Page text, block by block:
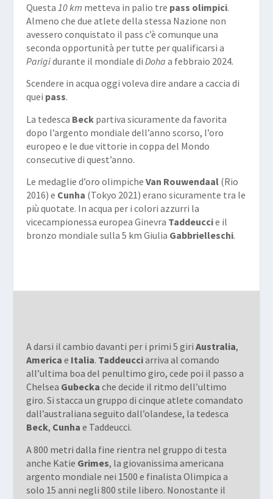
Questa 10 km metteva in palio tre pass olimpici.
Almeno che due atlete della stessa Nazione non
avessero conquistato il pass c’è comunque una
seconda opportunità per tutte per qualificarsi a
Parigidurante il mondiale di Doha a febbraio 2024.
Scendere in acqua oggi voleva dire andare a caccia di
quei pass.
La tedesca Beckpartiva sicuramente da favorita
dopo l’argento mondiale dell’anno scorso, l’oro
europeo e le due vittorie in coppa del Mondo
consecutive di quest’anno.
Le medaglie d’oro olimpiche Van Rouwendaal(Rio
2016) e Cunha (Tokyo 2021) erano sicuramente tra le
più quotate. In acqua per i colori azzurri la
vicecampionessa europea Ginevra Taddeuccie il
bronzo mondiale sulla 5 km Giulia Gabbrielleschi.
A darsi il cambio davanti per i primi 5 giri Australia,
America e Italia. Taddeucciarriva al comando
all’ultima boa del penultimo giro, cede poi il passo a
Chelsea Gubecka che decide il ritmo dell’ultimo
giro. Si stacca un gruppo di cinque atlete comandato
dall’australiana seguito dall’olandese, la tedesca
Beck, Cunha e Taddeucci.
A 800 metri dalla fine rientra nel gruppo di testa
anche Katie Grimes, la giovanissima americana
argento mondiale nei 1500 e finalista Olimpica a
solo 15 anni negli 800 stile libero. Nonostante il